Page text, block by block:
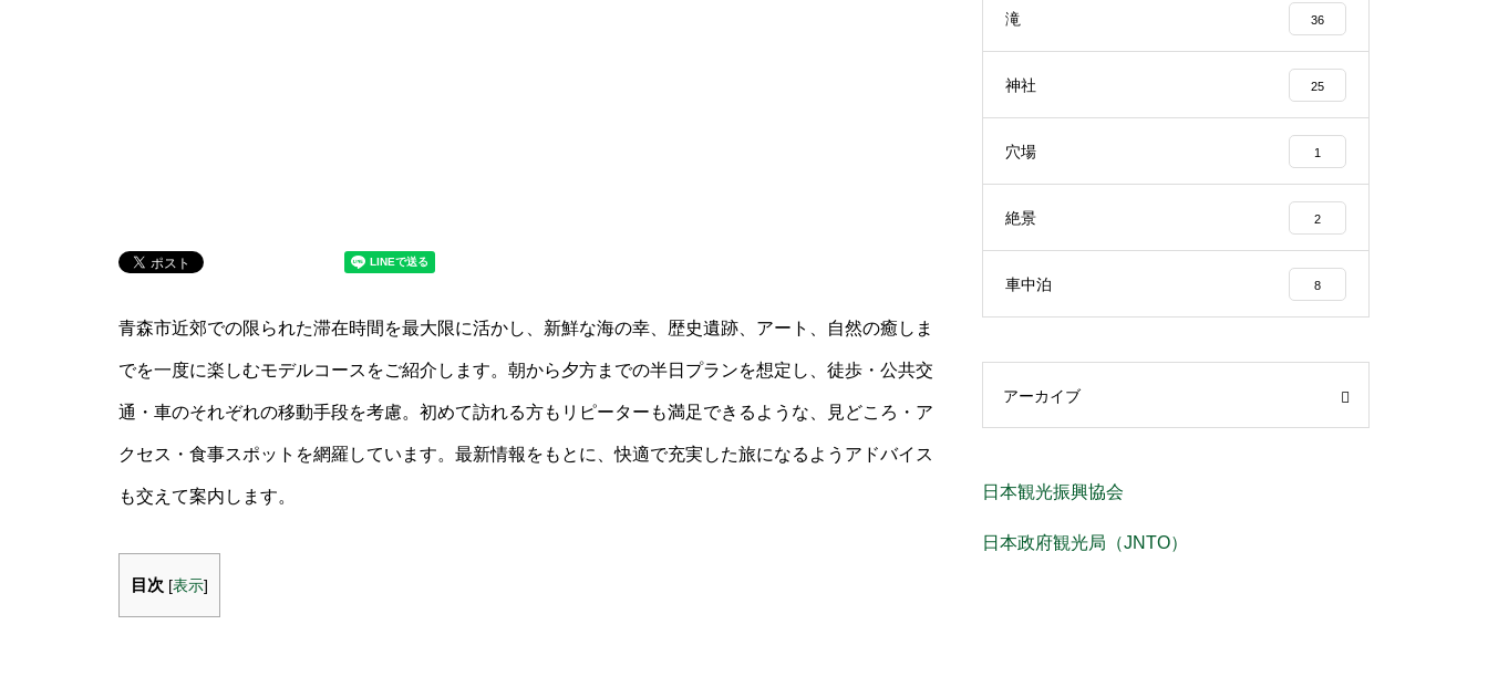
青森市近郊での限られた滞在時間を最大限に活かし、新鮮な海の幸、歴史遺跡、アート、自然の癒しま
でを一度に楽しむモデルコースをご紹介します。朝から夕方までの半日プランを想定し、徒歩・公共交
通・車のそれぞれの移動手段を考慮。初めて訪れる方もリピーターも満足できるような、見どころ・ア
クセス・食事スポットを網羅しています。最新情報をもとに、快適で充実した旅になるようアドバイス
も交えて案内します。
目次 [表示]
滝 36
神社 25
穴場 1
絶景 2
車中泊 8
アーカイブ
日本観光振興協会
日本政府観光局（JNTO）